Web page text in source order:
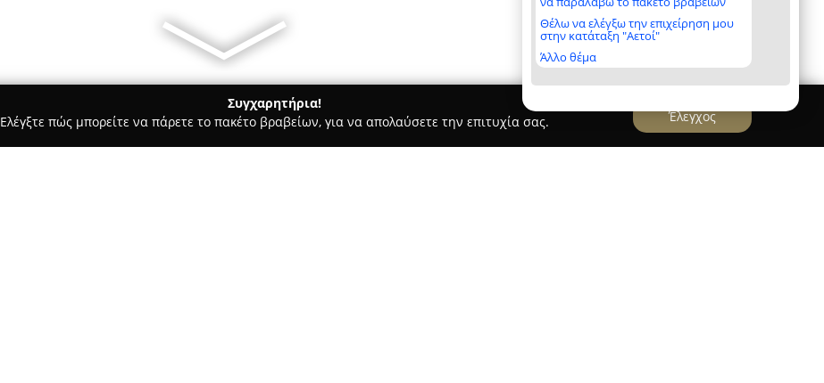
Θέλω να ελέγξω την επιχείρηση μου
στην κατάταξη "Αετοί"
Άλλο θέμα
Συγχαρητήρια!
Ελέγξτε πώς μπορείτε να πάρετε το πακέτο βραβείων, για να απολαύσετε την επιτυχία σας.
Έλεγχος